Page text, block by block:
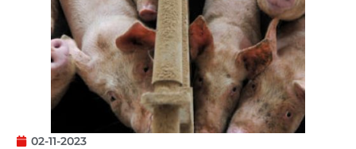
02-11-2023